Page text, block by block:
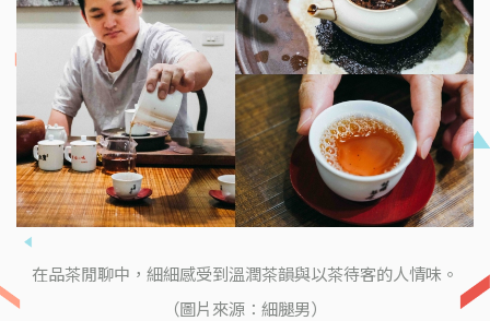
在品茶閒聊中，細細感受到溫潤茶韻與以茶待客的人情味。
（圖片來源：細腿男）